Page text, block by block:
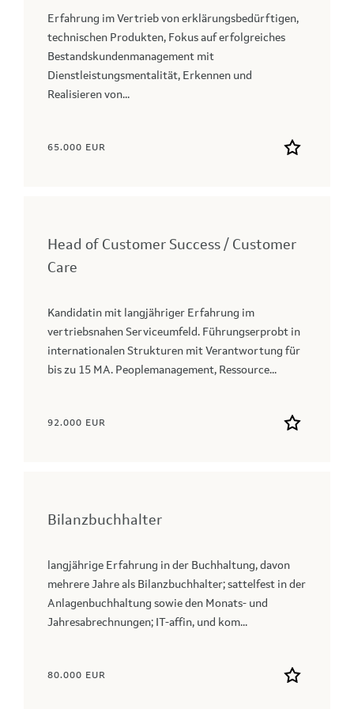
Erfahrung im Vertrieb von erklärungsbedürftigen,
technischen Produkten, Fokus auf erfolgreiches
Bestandskundenmanagement mit
Dienstleistungsmentalität, Erkennen und
Realisieren von...
65.000 EUR
Head of Customer Success / Customer
Care
Kandidatin mit langjähriger Erfahrung im
vertriebsnahen Serviceumfeld. Führungserprobt in
internationalen Strukturen mit Verantwortung für
bis zu 15 MA. Peoplemanagement, Ressource...
92.000 EUR
Bilanzbuchhalter
langjährige Erfahrung in der Buchhaltung, davon
mehrere Jahre als Bilanzbuchhalter; sattelfest in der
Anlagenbuchhaltung sowie den Monats- und
Jahresabrechnungen; IT-affin, und kom...
80.000 EUR